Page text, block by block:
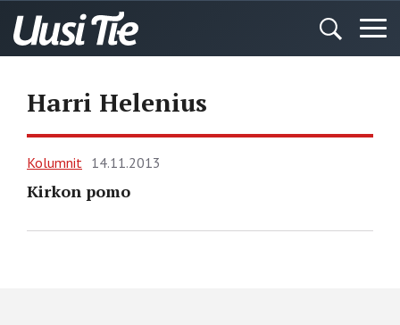
Harri Helenius
Kolumnit 14.11.2013
Kirkon pomo